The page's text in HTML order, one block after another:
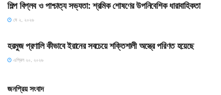
শিল্প বিপ্লব ও পাশ্চাত্য সভ্যতা: শ্রমিক শোষণের উপনিবেশিক ধারাবাহিকতা
মে ২, ২০২৬
হরমুজ প্রণালি কীভাবে ইরানের সবচেয়ে শক্তিশালী অস্ত্রে পরিণত হয়েছে
এপ্রিল ২০, ২০২৬
জনপ্রিয় সংবাদ